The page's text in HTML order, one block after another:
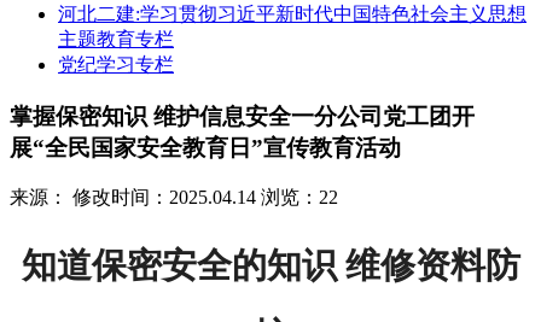
河北二建:学习贯彻习近平新时代中国特色社会主义思想
主题教育专栏
党纪学习专栏
掌握保密知识 维护信息安全一分公司党工团开
展“全民国家安全教育日”宣传教育活动
来源： 修改时间：2025.04.14 浏览：22
知道保密安全的知识 维修资料防